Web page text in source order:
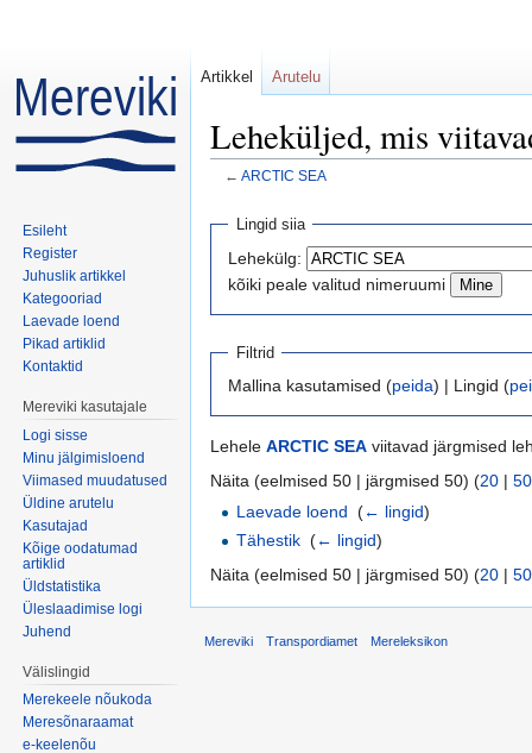
Leheküljed, mis
← ARCTIC SEA
Lingid siia
Lehekülg:
kõiki peale valitud nimeruumi
Filtrid
Mallina kasutamised (peida) | Lingid (
Lehele ARCTIC SEA viitavad järgmised
Näita (eelmised 50 | järgmised 50) (20 | 50
Laevade loend ‎(← lingid)
Tähestik ‎(← lingid)
Näita (eelmised 50 | järgmised 50) (20 | 50
Artikkel Arutelu
Esileht
Register
Juhuslik artikkel
Kategooriad
Laevade loend
Pikad artiklid
Kontaktid
Mereviki kasutajale
Logi sisse
Minu jälgimisloend
Viimased muudatused
Üldine arutelu
Kasutajad
Kõige oodatumad
artiklid
Üldstatistika
Üleslaadimise logi
Juhend
Välislingid
Merekeele nõukoda
Meresõnaraamat
e-keelenõu
Mereviki Transpordiamet Mereleksikon